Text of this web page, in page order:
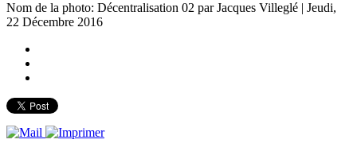
Nom de la photo: Décentralisation 02 par Jacques Villeglé | Jeudi,
22 Décembre 2016